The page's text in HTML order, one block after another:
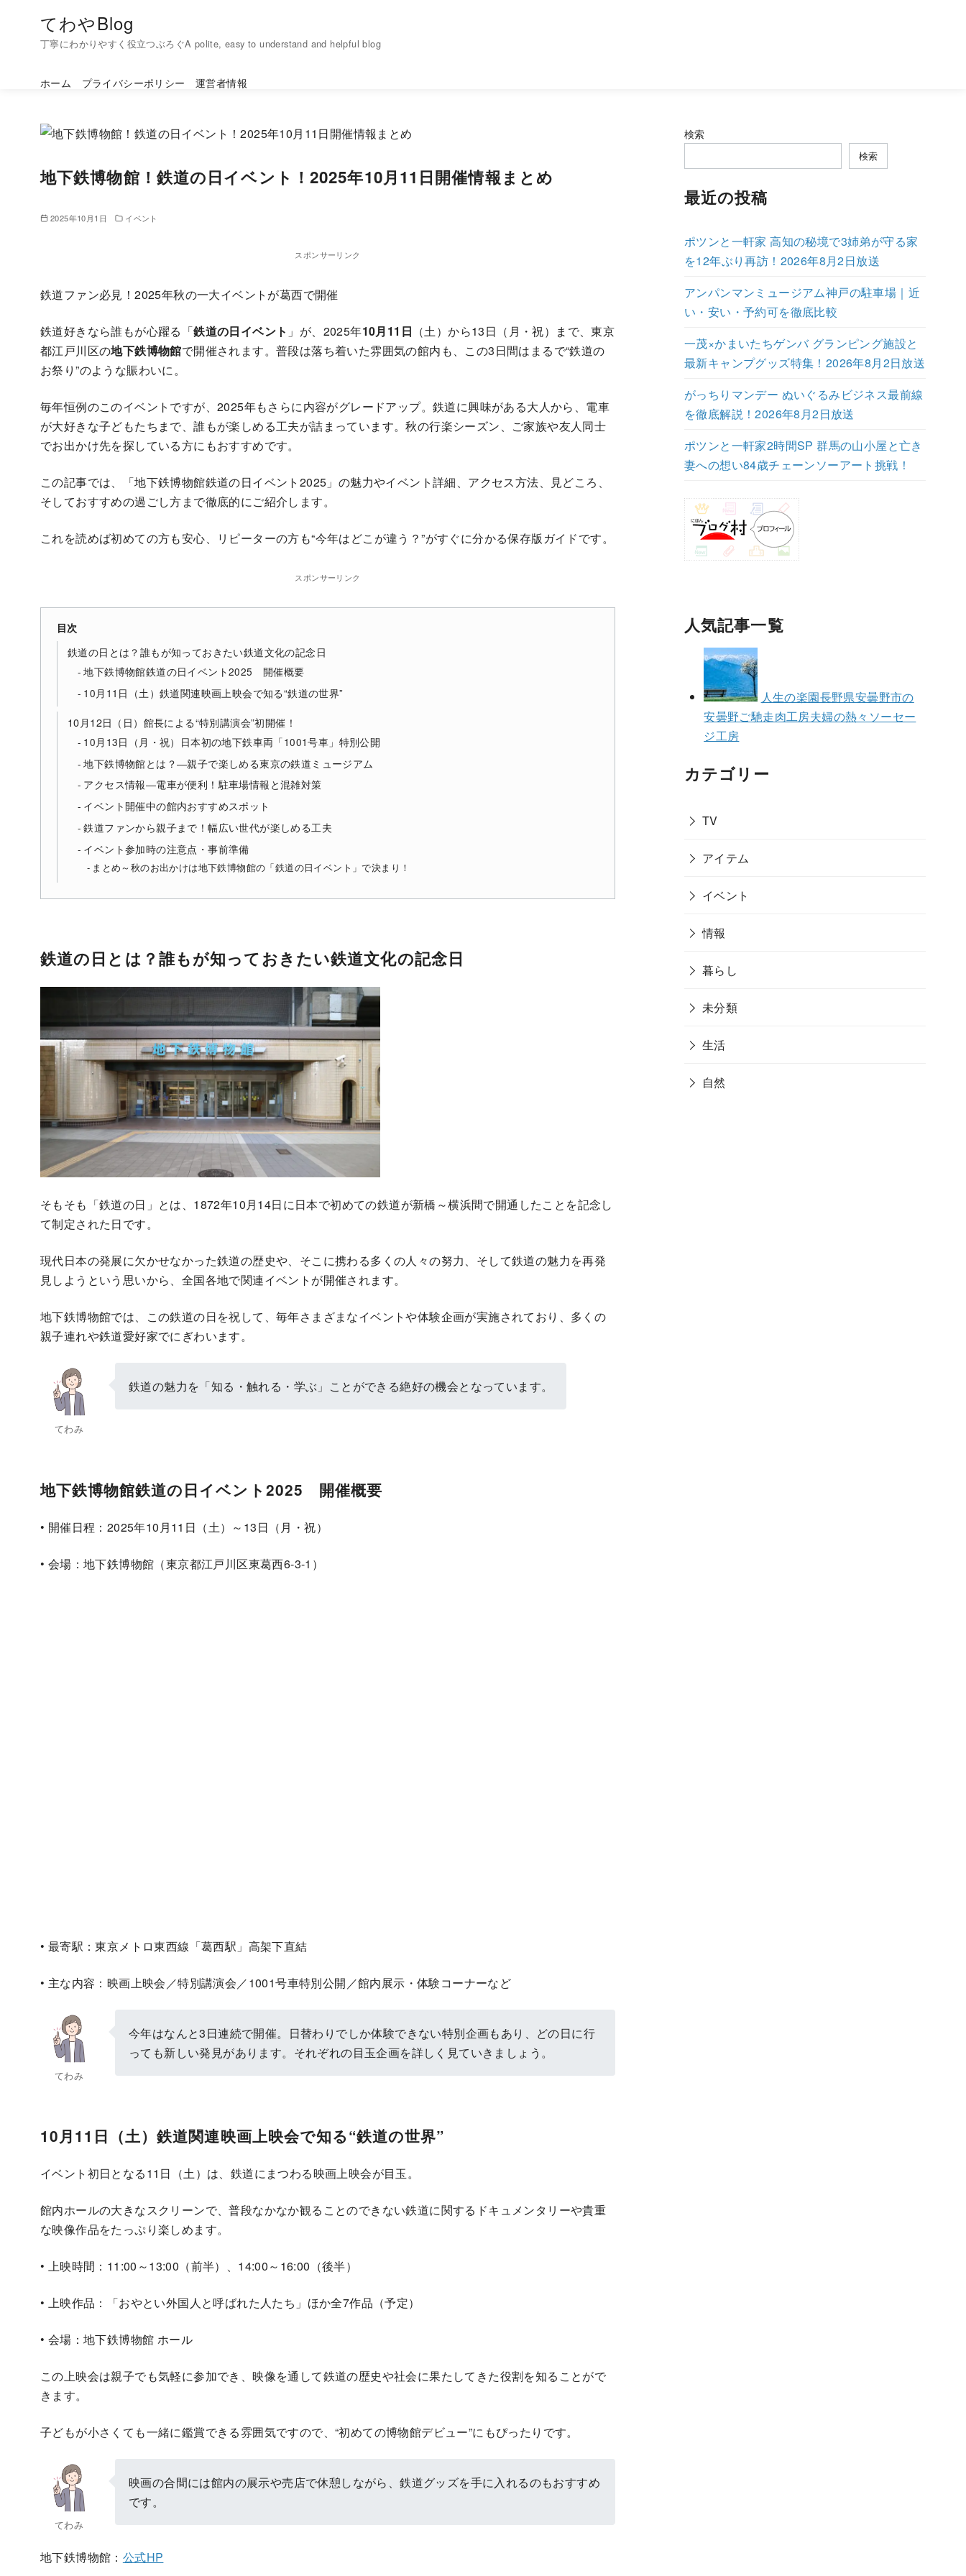
てわやBlog
丁寧にわかりやすく役立つぶろぐA polite, easy to understand and helpful blog
ホーム プライバシーポリシー 運営者情報
地下鉄博物館！鉄道の日イベント！2025年10月11日開催情報まとめ
2025年10月1日 イベント
スポンサーリンク
鉄道ファン必見！2025年秋の一大イベントが葛西で開催
鉄道好きなら誰もが心躍る「鉄道の日イベント 」が、2025年10月11日 （土）から13日（月・祝）まで、東京
都江戸川区の地下鉄博物館で開催されます。普段は落ち着いた雰囲気の館内も、この3日間はまるで“鉄道の
お祭り”のような賑わいに。
毎年恒例のこのイベントですが、2025年もさらに内容がグレードアップ。鉄道に興味がある大人から、電車
が大好きな子どもたちまで、誰もが楽しめる工夫が詰まっています。秋の行楽シーズン、ご家族や友人同士
でお出かけ先を探している方にもおすすめです。
この記事では、「地下鉄博物館鉄道の日イベント2025」の魅力やイベント詳細、アクセス方法、見どころ、
そしておすすめの過ごし方まで徹底的にご紹介します。
これを読めば初めての方も安心、リピーターの方も“今年はどこが違う？”がすぐに分かる保存版ガイドです。
スポンサーリンク
目次
鉄道の日とは？誰もが知っておきたい鉄道文化の記念日
地下鉄博物館鉄道の日イベント2025 開催概要
10月11日（土）鉄道関連映画上映会で知る“鉄道の世界”
10月12日（日）館長による“特別講演会”初開催！
10月13日（月・祝）日本初の地下鉄車両「1001号車」特別公開
地下鉄博物館とは？―親子で楽しめる東京の鉄道ミュージアム
アクセス情報―電車が便利！駐車場情報と混雑対策
イベント開催中の館内おすすめスポット
鉄道ファンから親子まで！幅広い世代が楽しめる工夫
イベント参加時の注意点・事前準備
まとめ～秋のお出かけは地下鉄博物館の「鉄道の日イベント」で決まり！
鉄道の日とは？誰もが知っておきたい鉄道文化の記念日
そもそも「鉄道の日」とは、1872年10月14日に日本で初めての鉄道が新橋～横浜間で開通したことを記念し
て制定された日です。
現代日本の発展に欠かせなかった鉄道の歴史や、そこに携わる多くの人々の努力、そして鉄道の魅力を再発
見しようという思いから、全国各地で関連イベントが開催されます。
地下鉄博物館では、この鉄道の日を祝して、毎年さまざまなイベントや体験企画が実施されており、多くの
親子連れや鉄道愛好家でにぎわいます。
てわみ
鉄道の魅力を「知る・触れる・学ぶ」ことができる絶好の機会となっています。
地下鉄博物館鉄道の日イベント2025 開催概要
• 開催日程：2025年10月11日（土）～13日（月・祝）
• 会場：地下鉄博物館（東京都江戸川区東葛西6-3-1）
• 最寄駅：東京メトロ東西線「葛西駅」高架下直結
• 主な内容：映画上映会／特別講演会／1001号車特別公開／館内展示・体験コーナーなど
てわみ
今年はなんと3日連続で開催。日替わりでしか体験できない特別企画もあり、どの日に行
っても新しい発見があります。それぞれの目玉企画を詳しく見ていきましょう。
10月11日（土）鉄道関連映画上映会で知る“鉄道の世界”
イベント初日となる11日（土）は、鉄道にまつわる映画上映会が目玉。
館内ホールの大きなスクリーンで、普段なかなか観ることのできない鉄道に関するドキュメンタリーや貴重
な映像作品をたっぷり楽しめます。
• 上映時間：11:00～13:00（前半）、14:00～16:00（後半）
• 上映作品：「おやとい外国人と呼ばれた人たち」ほか全7作品（予定）
• 会場：地下鉄博物館 ホール
この上映会は親子でも気軽に参加でき、映像を通して鉄道の歴史や社会に果たしてきた役割を知ることがで
きます。
子どもが小さくても一緒に鑑賞できる雰囲気ですので、“初めての博物館デビュー”にもぴったりです。
てわみ
映画の合間には館内の展示や売店で休憩しながら、鉄道グッズを手に入れるのもおすすめ
です。
地下鉄博物館： 公式HP
検索
検索
最近の投稿
ポツンと一軒家 高知の秘境で3姉弟が守る家
を12年ぶり再訪！2026年8月2日放送
アンパンマンミュージアム神戸の駐車場｜近
い・安い・予約可を徹底比較
一茂×かまいたちゲンバ グランピング施設と
最新キャンプグッズ特集！2026年8月2日放送
がっちりマンデー ぬいぐるみビジネス最前線
を徹底解説！2026年8月2日放送
ポツンと一軒家2時間SP 群馬の山小屋と亡き
妻への想い84歳チェーンソーアート挑戦！
人気記事一覧
人生の楽園長野県安曇野市の
安曇野ご馳走肉工房夫婦の熱々ソーセー
ジ工房
カテゴリー
TV
アイテム
イベント
情報
暮らし
未分類
生活
自然